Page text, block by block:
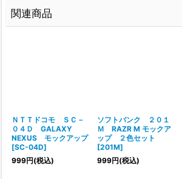
関連商品
ＮＴＴドコモ ＳＣ－
０４Ｄ GALAXY
NEXUS モックアップ
[SC-04D]
999円(税込)
ソフトバンク ２０１
Ｍ RAZR M モックア
ップ ２色セット
[201M]
999円(税込)